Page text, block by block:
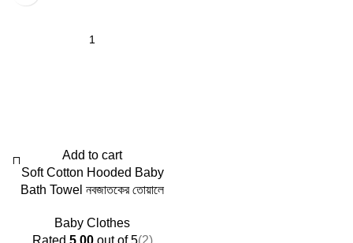
Add to cart
Soft Cotton Hooded Baby
Bath Towel নবজাতকের তোয়ালে
Baby Clothes